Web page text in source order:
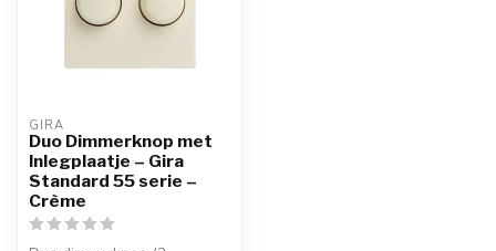
GIRA
Duo Dimmerknop met
Inlegplaatje – Gira
Standard 55 serie –
Crème